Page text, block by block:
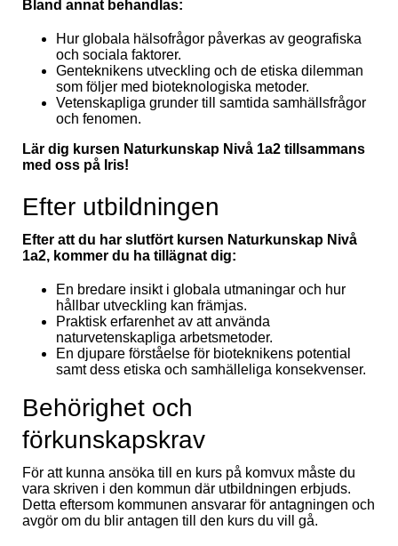
Bland annat behandlas:
Hur globala hälsofrågor påverkas av geografiska
och sociala faktorer.
Genteknikens utveckling och de etiska dilemman
som följer med bioteknologiska metoder.
Vetenskapliga grunder till samtida samhällsfrågor
och fenomen.
Lär dig kursen Naturkunskap Nivå 1a2 tillsammans
med oss på Iris!
Efter utbildningen
Efter att du har slutfört kursen Naturkunskap Nivå
1a2, kommer du ha tillägnat dig:
En bredare insikt i globala utmaningar och hur
hållbar utveckling kan främjas.
Praktisk erfarenhet av att använda
naturvetenskapliga arbetsmetoder.
En djupare förståelse för bioteknikens potential
samt dess etiska och samhälleliga konsekvenser.
Behörighet och
förkunskapskrav
För att kunna ansöka till en kurs på komvux måste du
vara skriven i den kommun där utbildningen erbjuds.
Detta eftersom kommunen ansvarar för antagningen och
avgör om du blir antagen till den kurs du vill gå.